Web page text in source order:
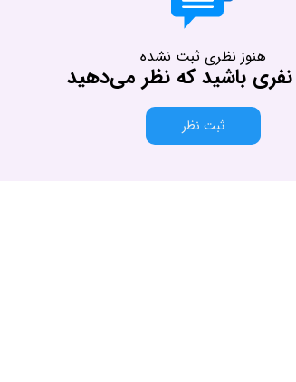
هنوز نظری ثبت نشده
نفری باشید که نظر می‌دهید
ثبت نظر